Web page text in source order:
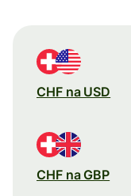
CHF na USD
CHF na GBP